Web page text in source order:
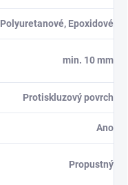
Polyuretanové, Epoxidové
min. 10 mm
Protiskluzový povrch
Ano
Propustný